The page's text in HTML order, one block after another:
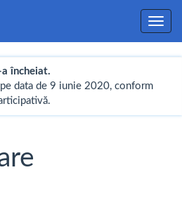
încheiat.
data de 9 iunie 2020, conform